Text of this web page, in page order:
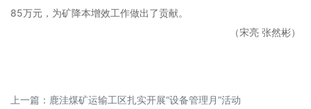
85万元，为矿降本增效工作做出了贡献。
（宋亮 张然彬）
上一篇： 鹿洼煤矿运输工区扎实开展“设备管理月”活动